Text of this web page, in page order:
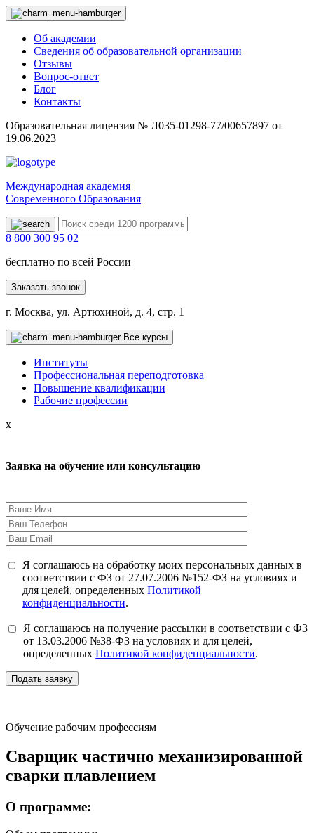
Об академии
Сведения об образовательной организации
Отзывы
Вопрос-ответ
Блог
Контакты
Образовательная лицензия № Л035-01298-77/00657897 от
19.06.2023
Международная академия
Современного Образования
8 800 300 95 02
бесплатно по всей России
Заказать звонок
г. Москва, ул. Артюхиной, д. 4, стр. 1
Все курсы
Институты
Профессиональная переподготовка
Повышение квалификации
Рабочие профессии
x
Заявка на обучение или консультацию
Я соглашаюсь на обработку моих персональных данных в
соответствии с ФЗ от 27.07.2006 №152-ФЗ на условиях и
для целей, определенныхПолитикой
конфиденциальности.
Я соглашаюсь на получение рассылки в соответствии с ФЗ
от 13.03.2006 №38-ФЗ на условиях и для целей,
определенныхПолитикой конфиденциальности.
Подать заявку
Обучение рабочим профессиям
Сварщик частично механизированной
сварки плавлением
О программе: